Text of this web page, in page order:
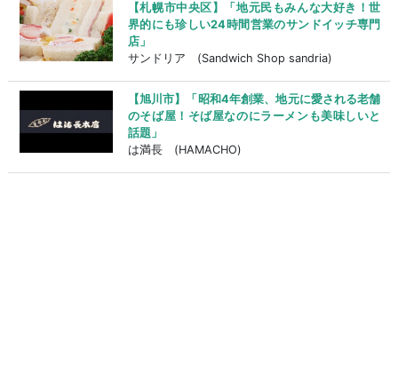
【札幌市中央区】「地元民もみんな大好き！世
界的にも珍しい24時間営業のサンドイッチ専門
店」
サンドリア (Sandwich Shop sandria)
【旭川市】「昭和4年創業、地元に愛される老舗
のそば屋！そば屋なのにラーメンも美味しいと
話題」
は満長 (HAMACHO)